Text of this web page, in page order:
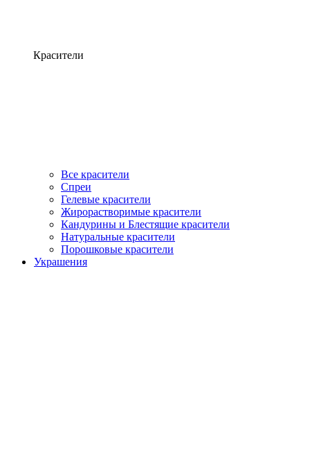
Красители
Все красители
Спреи
Гелевые красители
Жирорастворимые красители
Кандурины и Блестящие красители
Натуральные красители
Порошковые красители
Украшения